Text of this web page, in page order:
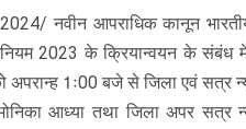
नवीन आपराधिक कानून
2023 के क्रियान्वयन के संबंध
1ः00 बजे से जिला एवं सत्र
आध्या तथा जिला अपर सत्र